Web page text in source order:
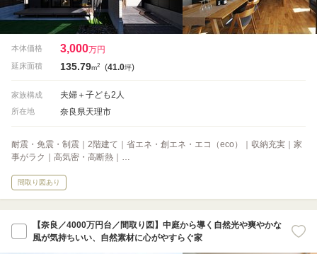
本体価格 3,000万円
延床面積 135.79m2 (41.0坪)
家族構成 夫婦＋子ども2人
所在地 奈良県天理市
耐震・免震・制震｜2階建て｜省エネ・創エネ・エコ（eco）｜収納充実｜家
事がラク｜高気密・高断熱｜…
間取り図あり
【奈良／4000万円台／間取り図】中庭から導く自然光や爽やかな
風が気持ちいい、自然素材に心がやすらぐ家